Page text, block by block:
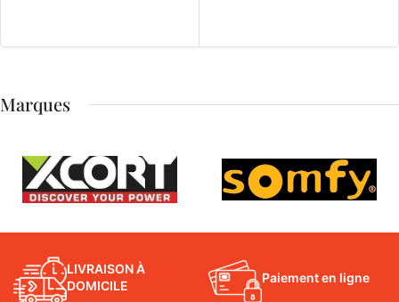
Marques
LIVRAISON À
DOMICILE
Paiement en ligne